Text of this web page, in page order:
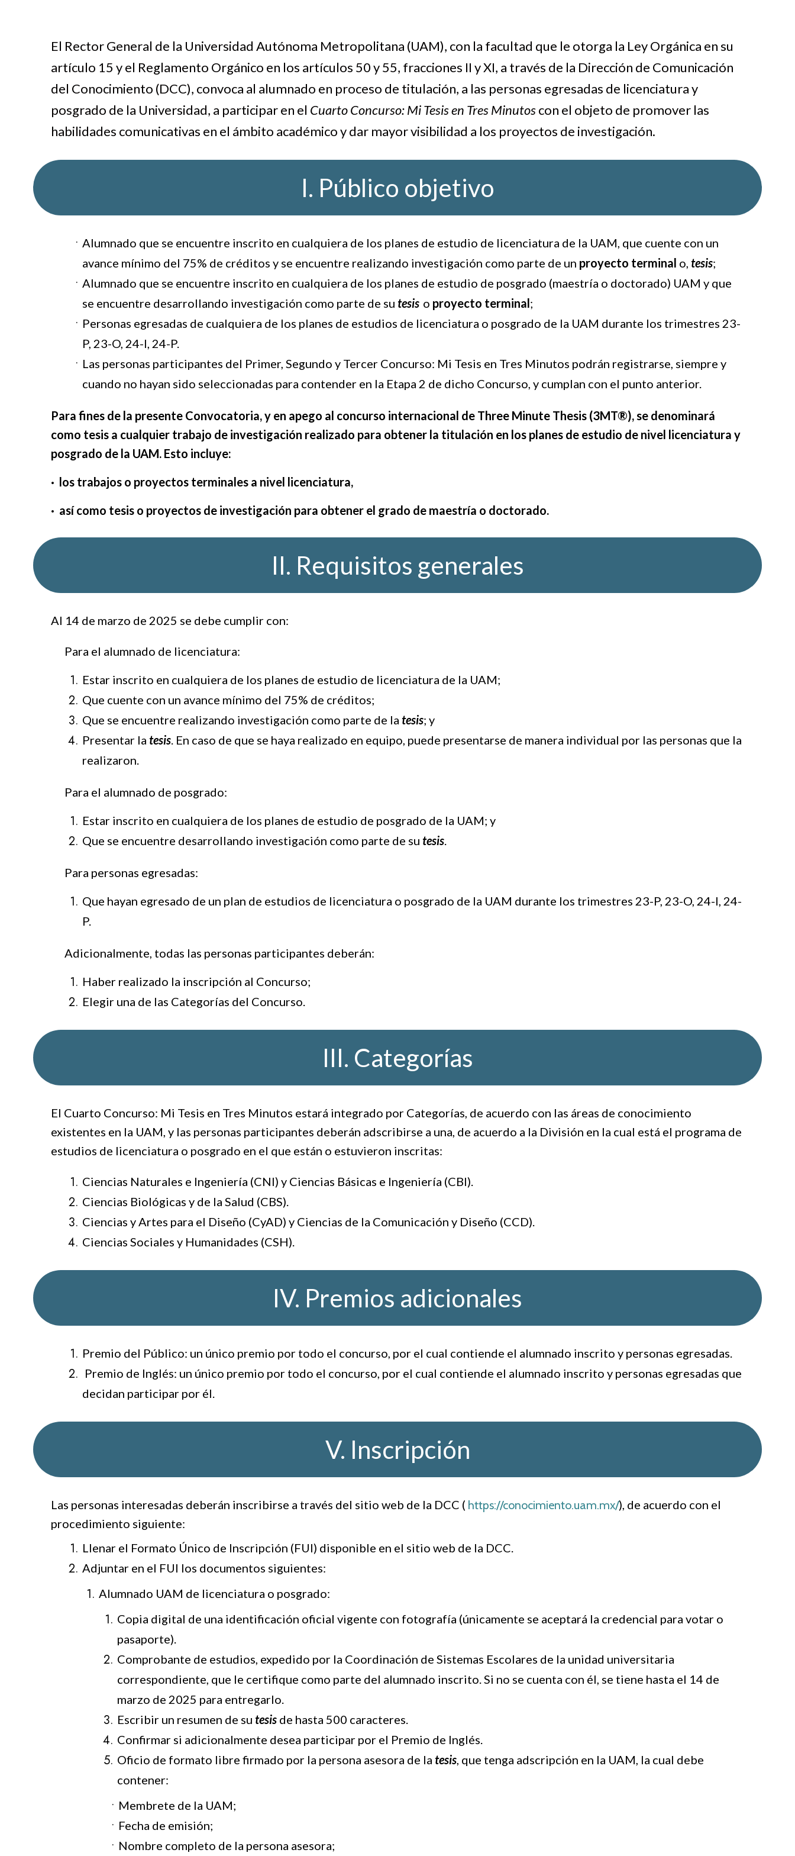
El Rector General de la Universidad Autónoma Metropolitana (UAM), con la facultad que le otorga la Ley Orgánica en su
artículo 15 y el Reglamento Orgánico en los artículos 50 y 55, fracciones II y XI, a través de la Dirección de Comunicación
del Conocimiento (DCC), convoca al alumnado en proceso de titulación, a las personas egresadas de licenciatura y
posgrado de la Universidad, a participar en el Cuarto Concurso: Mi Tesis en Tres Minutoscon el objeto de promover las
habilidades comunicativas en el ámbito académico y dar mayor visibilidad a los proyectos de investigación.
I. Público objetivo
Alumnado que se encuentre inscrito en cualquiera de los planes de estudio de licenciatura de la UAM, que cuente con un
avance mínimo del 75% de créditos y se encuentre realizando investigación como parte de un proyecto terminal o, tesis;
Alumnado que se encuentre inscrito en cualquiera de los planes de estudio de posgrado (maestría o doctorado) UAM y que
se encuentre desarrollando investigación como parte de su tesis o proyecto terminal;
Personas egresadas de cualquiera de los planes de estudios de licenciatura o posgrado de la UAM durante los trimestres 23-
P, 23-O, 24-I, 24-P.
Las personas participantes del Primer, Segundo y Tercer Concurso: Mi Tesis en Tres Minutos podrán registrarse, siempre y
cuando no hayan sido seleccionadas para contender en la Etapa 2 de dicho Concurso, y cumplan con el punto anterior.
Para fines de la presente Convocatoria, y en apego al concurso internacional de Three Minute Thesis (3MT®), se denominará
como tesis a cualquier trabajo de investigación realizado para obtener la titulación en los planes de estudio de nivel licenciatura y
posgrado de la UAM. Esto incluye:
· los trabajos o proyectos terminales a nivel licenciatura,
· así como tesis o proyectos de investigación para obtener el grado de maestría o doctorado.
II. Requisitos generales
Al 14 de marzo de 2025 se debe cumplir con:
Para el alumnado de licenciatura:
Estar inscrito en cualquiera de los planes de estudio de licenciatura de la UAM;
Que cuente con un avance mínimo del 75% de créditos;
Que se encuentre realizando investigación como parte de la tesis; y
Presentar la tesis . En caso de que se haya realizado en equipo, puede presentarse de manera individual por las personas que la
realizaron.
Para el alumnado de posgrado:
Estar inscrito en cualquiera de los planes de estudio de posgrado de la UAM; y
Que se encuentre desarrollando investigación como parte de su tesis
Para personas egresadas:
Que hayan egresado de un plan de estudios de licenciatura o posgrado de la UAM durante los trimestres 23-P, 23-O, 24-I, 24-
P.
Adicionalmente, todas las personas participantes deberán:
Haber realizado la inscripción al Concurso;
Elegir una de las Categorías del Concurso.
III. Categorías
El Cuarto Concurso: Mi Tesis en Tres Minutos estará integrado por Categorías, de acuerdo con las áreas de conocimiento
existentes en la UAM, y las personas participantes deberán adscribirse a una, de acuerdo a la División en la cual está el programa de
estudios de licenciatura o posgrado en el que están o estuvieron inscritas:
Ciencias Naturales e Ingeniería (CNI) y Ciencias Básicas e Ingeniería (CBI).
Ciencias Biológicas y de la Salud (CBS).
Ciencias y Artes para el Diseño (CyAD) y Ciencias de la Comunicación y Diseño (CCD).
Ciencias Sociales y Humanidades (CSH).
IV. Premios adicionales
Premio del Público: un único premio por todo el concurso, por el cual contiende el alumnado inscrito y personas egresadas.
Premio de Inglés: un único premio por todo el concurso, por el cual contiende el alumnado inscrito y personas egresadas que
decidan participar por él.
V. Inscripción
Las personas interesadas deberán inscribirse a través del sitio web de la DCC ( https://conocimiento.uam.mx/), de acuerdo con el
procedimiento siguiente:
Llenar el Formato Único de Inscripción (FUI) disponible en el sitio web de la DCC.
Adjuntar en el FUI los documentos siguientes:
Alumnado UAM de licenciatura o posgrado:
Copia digital de una identificación oficial vigente con fotografía (únicamente se aceptará la credencial para votar o
pasaporte).
Comprobante de estudios, expedido por la Coordinación de Sistemas Escolares de la unidad universitaria
correspondiente, que le certifique como parte del alumnado inscrito. Si no se cuenta con él, se tiene hasta el 14 de
marzo de 2025 para entregarlo.
Escribir un resumen de su tesis de hasta 500 caracteres.
Confirmar si adicionalmente desea participar por el Premio de Inglés.
Oficio de formato libre firmado por la persona asesora de la tesis , que tenga adscripción en la UAM, la cual debe
contener:
Membrete de la UAM;
Fecha de emisión;
Nombre completo de la persona asesora;